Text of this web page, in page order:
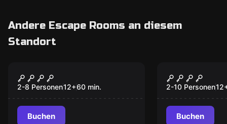
Andere Escape Rooms an diesem
Standort
Kerker
2-8 Personen12+60 min.
Buchen
2-10 Personen12
Buchen